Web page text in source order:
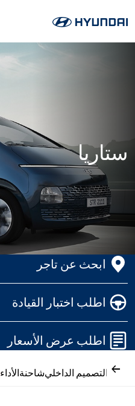
ستاريا
ابحث عن تاجر
اطلب اختبار القيادة
اطلب عرض الأسعار
←
واجون التصميم الداخليشاحنةالأداء